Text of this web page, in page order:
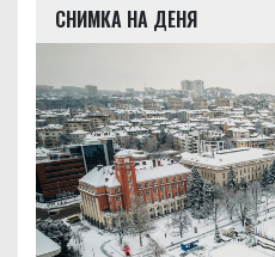
СНИМКА НА ДЕНЯ